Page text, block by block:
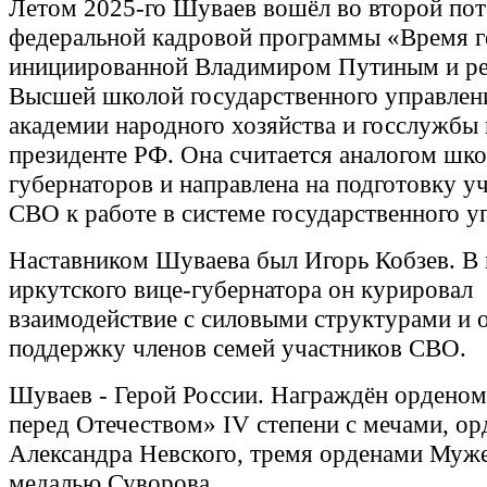
Летом 2025-го Шуваев вошёл во второй
федеральной кадровой программы «Время
инициированной Владимиром Путиным и
Высшей школой государственного
академии народного хозяйства и госслужбы
президенте РФ. Она считается аналогом
губернаторов и направлена на подготовку
СВО к работе в системе государственного
Наставником Шуваева был Игорь Кобзев. В
иркутского вице-губернатора он курировал
взаимодействие с силовыми структурами и
поддержку членов семей участников СВО.
Шуваев - Герой России. Награждён орденом
перед Отечеством» IV степени с мечами,
Александра Невского, тремя орденами